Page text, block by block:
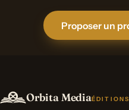
Proposer un
Orbita MediaÉDITIONS